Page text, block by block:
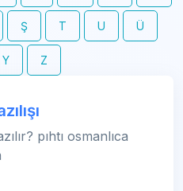
Ş T U Ü
Y Z
pıhtı osmanlıca